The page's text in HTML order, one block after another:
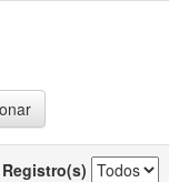
Registro(s)